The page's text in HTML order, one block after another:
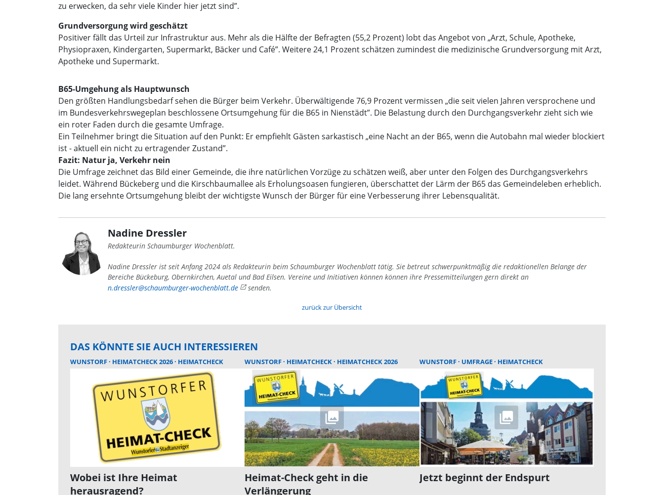
zu erwecken, da sehr viele Kinder hier jetzt sind”.
Grundversorgung wird geschätzt
Positiver fällt das Urteil zur Infrastruktur aus. Mehr als die Hälfte der Befragten (55,2 Prozent) lobt das Angebot von „Arzt, Schule, Apotheke,
Physiopraxen, Kindergarten, Supermarkt, Bäcker und Café”. Weitere 24,1 Prozent schätzen zumindest die medizinische Grundversorgung mit Arzt,
Apotheke und Supermarkt.
B65-Umgehung als Hauptwunsch
Den größten Handlungsbedarf sehen die Bürger beim Verkehr. Überwältigende 76,9 Prozent vermissen „die seit vielen Jahren versprochene und
im Bundesverkehrswegeplan beschlossene Ortsumgehung für die B65 in Nienstädt”. Die Belastung durch den Durchgangsverkehr zieht sich wie
ein roter Faden durch die gesamte Umfrage.
Ein Teilnehmer bringt die Situation auf den Punkt: Er empfiehlt Gästen sarkastisch „eine Nacht an der B65, wenn die Autobahn mal wieder blockiert
ist - aktuell ein nicht zu ertragender Zustand”.
Fazit: Natur ja, Verkehr nein
Die Umfrage zeichnet das Bild einer Gemeinde, die ihre natürlichen Vorzüge zu schätzen weiß, aber unter den Folgen des Durchgangsverkehrs
leidet. Während Bückeberg und die Kirschbaumallee als Erholungsoasen fungieren, überschattet der Lärm der B65 das Gemeindeleben erheblich.
Die lang ersehnte Ortsumgehung bleibt der wichtigste Wunsch der Bürger für eine Verbesserung ihrer Lebensqualität.
Nadine Dressler
Redakteurin Schaumburger Wochenblatt.
Nadine Dressler ist seit Anfang 2024 als Redakteurin beim Schaumburger Wochenblatt tätig. Sie betreut schwerpunktmäßig die redaktionellen Belange der
Bereiche Bückeburg, Obernkirchen, Auetal und Bad Eilsen. Vereine und Initiativen können können ihre Pressemitteilungen gern direkt an
n.dressler@schaumburger-wochenblatt.de
senden.
zurück zur Übersicht
DAS KÖNNTE SIE AUCH INTERESSIEREN
WUNSTORF HEIMATCHECK 2026 HEIMATCHECK
Wobei ist Ihre Heimat
herausragend?
WUNSTORF HEIMATCHECK HEIMATCHECK 2026
Heimat-Check geht in die
Verlängerung
WUNSTORF UMFRAGE HEIMATCHECK
Jetzt beginnt der Endspurt